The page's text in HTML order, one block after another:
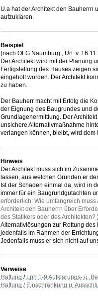
U.a hat der Architekt den
aufzuklären.
Beispiel
(nach OLG Naumburg , Urt. v.
Der Architekt wird mit der Planung
Fertigstellung des Hauses zeigen
eingeholt worden. Der Architekt
zu haben.
Der Bauherr macht mit Erfolg die
der Eignung des Baugrundes und
Grundlagenermittlung. Der
unsichere Alternativmaßnahme
verlangen können, bleibt, wird
Hinweis
Der Architekt muss sich im
lassen, aus welchen Gründen er
Ist der Schaden einmal da, wird in
immer für ein Baugrundgutachten
erforderlich: Wie umfangreich
Architekt den Bauherrn über
des Statikers oder des Architekten?
Alternativlösungen zur Rettung
jedenfalls im Rahmen der
Jedenfalls muss er sich nicht auf
Verweise
Haftung / Lph 1-9 Aufklärungs- u.
Haftung / Einschränkung u.